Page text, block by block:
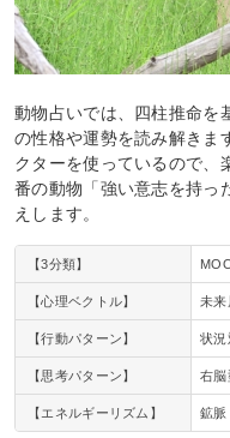
動物占いでは、四柱推命を
の性格や運勢を読み解きま
クターを使っているので、
番の動物「強い意志を持っ
えします。
【3分類】
【心理ベクトル】 未来
【行動パターン】 状況
【思考パターン】 右脳
【エネルギーリズム】 鉱脈